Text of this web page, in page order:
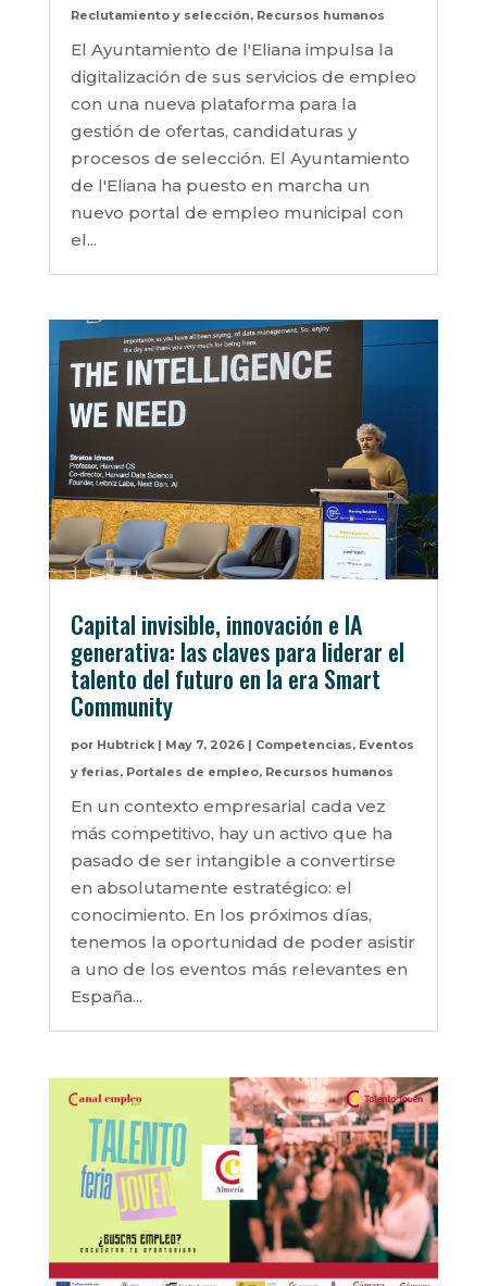
Reclutamiento y selección, Recursos humanos
El Ayuntamiento de l'Eliana impulsa la
digitalización de sus servicios de empleo
con una nueva plataforma para la
gestión de ofertas, candidaturas y
procesos de selección. El Ayuntamiento
de l'Eliana ha puesto en marcha un
nuevo portal de empleo municipal con
el...
Capital invisible, innovación e IA
generativa: las claves para liderar el
talento del futuro en la era Smart
Community
por Hubtrick| May 7, 2026| Competencias, Eventos
y ferias, Portales de empleo, Recursos humanos
En un contexto empresarial cada vez
más competitivo, hay un activo que ha
pasado de ser intangible a convertirse
en absolutamente estratégico: el
conocimiento. En los próximos días,
tenemos la oportunidad de poder asistir
a uno de los eventos más relevantes en
España...